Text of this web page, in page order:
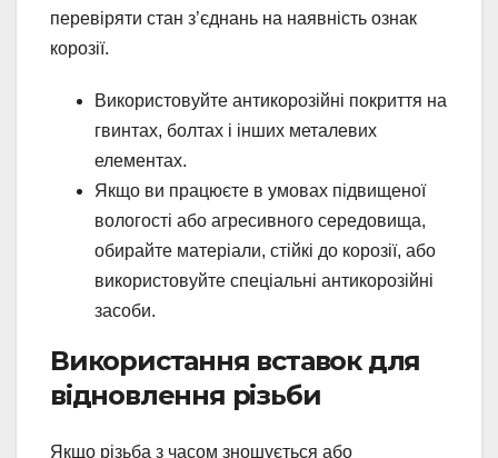
перевіряти стан з’єднань на наявність ознак
корозії.
Використовуйте антикорозійні покриття на
гвинтах, болтах і інших металевих
елементах.
Якщо ви працюєте в умовах підвищеної
вологості або агресивного середовища,
обирайте матеріали, стійкі до корозії, або
використовуйте спеціальні антикорозійні
засоби.
Використання вставок для
відновлення різьби
Якщо різьба з часом зношується або